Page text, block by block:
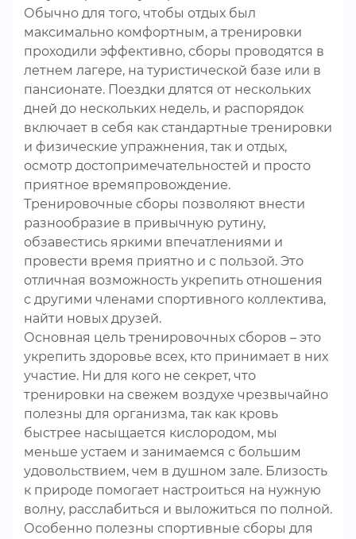
Обычно для того, чтобы отдых был
максимально комфортным, а тренировки
проходили эффективно, сборы проводятся в
летнем лагере, на туристической базе или в
пансионате. Поездки длятся от нескольких
дней до нескольких недель, и распорядок
включает в себя как стандартные тренировки
и физические упражнения, так и отдых,
осмотр достопримечательностей и просто
приятное времяпровождение.
Тренировочные сборы позволяют внести
разнообразие в привычную рутину,
обзавестись яркими впечатлениями и
провести время приятно и с пользой. Это
отличная возможность укрепить отношения
с другими членами спортивного коллектива,
найти новых друзей.
Основная цель тренировочных сборов – это
укрепить здоровье всех, кто принимает в них
участие. Ни для кого не секрет, что
тренировки на свежем воздухе чрезвычайно
полезны для организма, так как кровь
быстрее насыщается кислородом, мы
меньше устаем и занимаемся с большим
удовольствием, чем в душном зале. Близость
к природе помогает настроиться на нужную
волну, расслабиться и выложиться по полной.
Особенно полезны спортивные сборы для